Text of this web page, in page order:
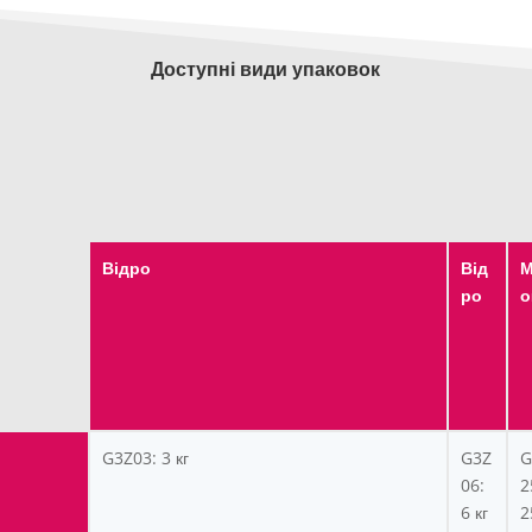
Доступні види упаковок
Відро
G3Z03: 3 кг
Від
ро
G3Z
06:
6 кг